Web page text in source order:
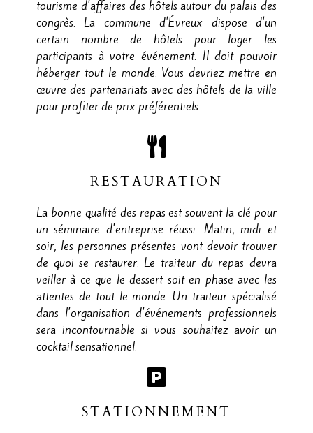
tourisme d'affaires des hôtels autour du palais des
congrès. La commune d'Évreux dispose d'un
certain nombre de hôtels pour loger les
participants à votre événement. Il doit pouvoir
héberger tout le monde. Vous devriez mettre en
œuvre des partenariats avec des hôtels de la ville
pour profiter de prix préférentiels.
RESTAURATION
La bonne qualité des repas est souvent la clé pour
un séminaire d'entreprise réussi. Matin, midi et
soir, les personnes présentes vont devoir trouver
de quoi se restaurer. Le traiteur du repas devra
veiller à ce que le dessert soit en phase avec les
attentes de tout le monde. Un traiteur spécialisé
dans l'organisation d'événements professionnels
sera incontournable si vous souhaitez avoir un
cocktail sensationnel.
STATIONNEMENT